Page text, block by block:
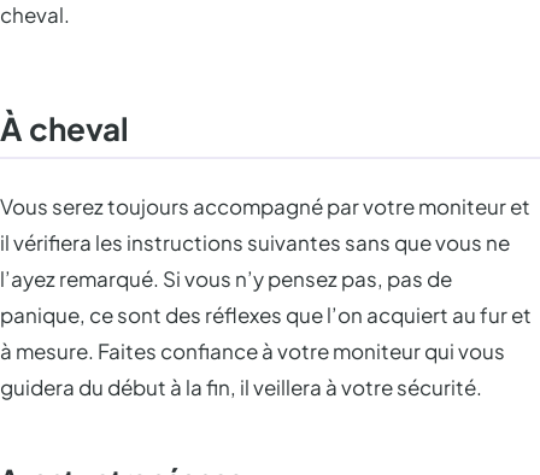
cheval.
À cheval
Vous serez toujours accompagné par votre moniteur et
il vérifiera les instructions suivantes sans que vous ne
l’ayez remarqué. Si vous n’y pensez pas, pas de
panique, ce sont des réflexes que l’on acquiert au fur et
à mesure. Faites confiance à votre moniteur qui vous
guidera du début à la fin, il veillera à votre sécurité.